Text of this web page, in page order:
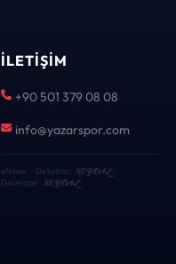
İLETIŞIM
+90 501 379 08 08
info@yazarspor.com
eNews · Geliştirici KEYDAL·
Developer KEYDAL